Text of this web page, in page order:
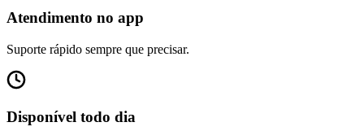
Atendimento no app
Suporte rápido sempre que precisar.
Disponível todo dia